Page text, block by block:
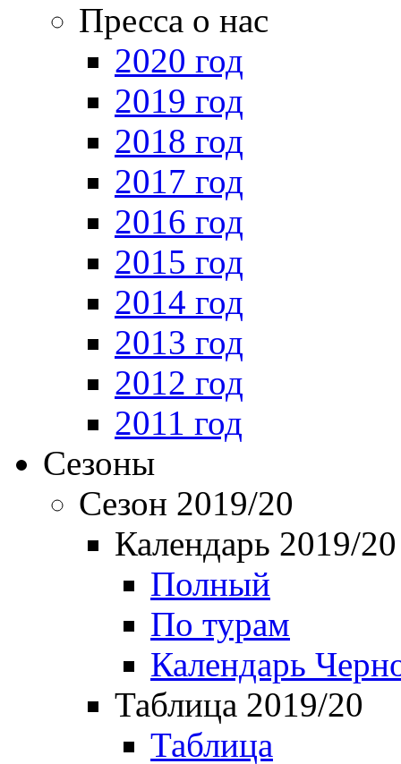
Пресса о нас
2020 год
2019 год
2018 год
2017 год
2016 год
2015 год
2014 год
2013 год
2012 год
2011 год
Сезоны
Сезон 2019/20
Календарь 2019/20
Полный
По турам
Календарь
Таблица 2019/20
Таблица